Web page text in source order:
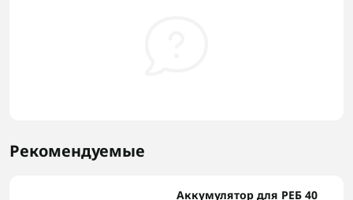
Рекомендуемые
Аккумулятор для РЕБ 40